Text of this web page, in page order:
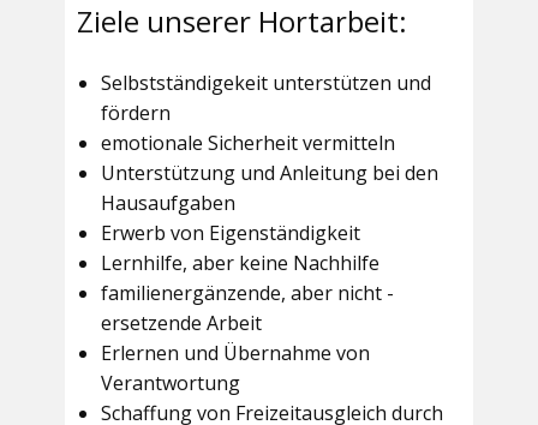
Ziele unserer Hortarbeit:
Selbstständigekeit unterstützen und
fördern
emotionale Sicherheit vermitteln
Unterstützung und Anleitung bei den
Hausaufgaben
Erwerb von Eigenständigkeit
Lernhilfe, aber keine Nachhilfe
familienergänzende, aber nicht -
ersetzende Arbeit
Erlernen und Übernahme von
Verantwortung
Schaffung von Freizeitausgleich durch